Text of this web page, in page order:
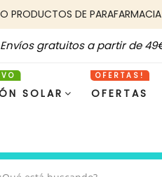
PRODUCTOS DE
Envíos gratuitos a partir de
SOLAR OFERTAS